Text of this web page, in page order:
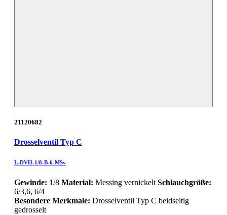
21120682
Drosselventil Typ C
L-DVH-1/8-B-6-MSv
Gewinde: 1/8 Material: Messing vernickelt Schlauchgröße:
6/3,6, 6/4
Besondere Merkmale: Drosselventil Typ C beidseitig
gedrosselt